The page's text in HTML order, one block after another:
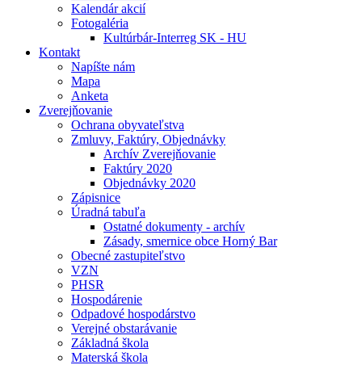
Kalendár akcií
Fotogaléria
Kultúrbár-Interreg SK - HU
Kontakt
Napíšte nám
Mapa
Anketa
Zverejňovanie
Ochrana obyvateľstva
Zmluvy, Faktúry, Objednávky
Archív Zverejňovanie
Faktúry 2020
Objednávky 2020
Zápisnice
Úradná tabuľa
Ostatné dokumenty - archív
Zásady, smernice obce Horný Bar
Obecné zastupiteľstvo
VZN
PHSR
Hospodárenie
Odpadové hospodárstvo
Verejné obstarávanie
Základná škola
Materská škola